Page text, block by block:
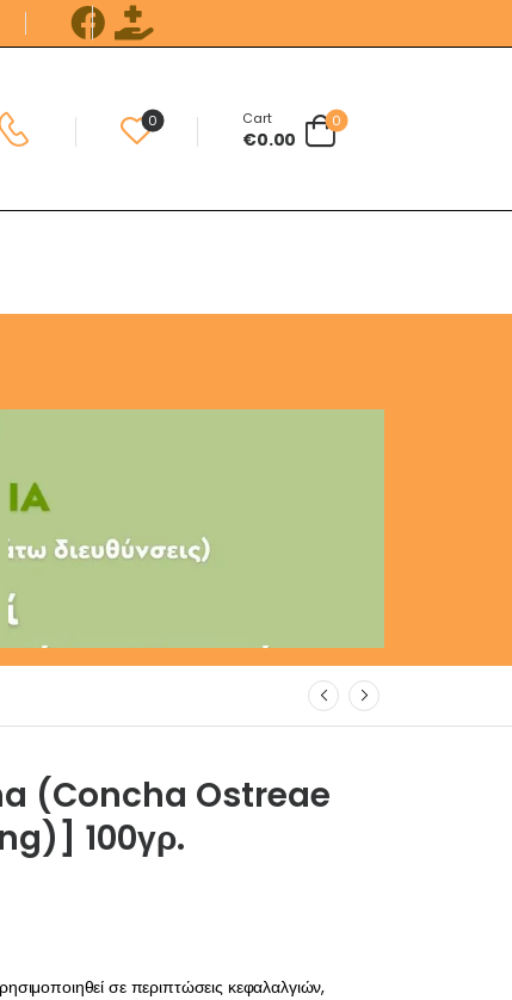
0 Cart
€0.00
0
(Concha Ostreae
100γρ.
σε περιπτώσεις κεφαλαλγιών,